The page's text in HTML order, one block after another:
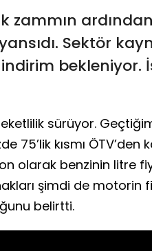
zammın
Sektör
bekleniyor.
sürüyor.
75’lik kısmı
olarak benzinin litre
şimdi de motorin
belirtti.